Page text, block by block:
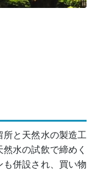
と天然水の製造工
水の試飲で締めく
も併設され、買い物